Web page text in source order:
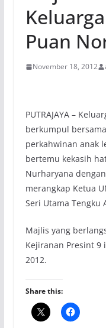
Puan
November 18, 2012
PUTRAJAYA –
berkumpul
perkahwinan anak
bertemu kekasih
Nurharyana
merangkap Ketua
Seri Utama Tengku
Majlis yang
Kejiranan Presint 9
2012.
Share this: